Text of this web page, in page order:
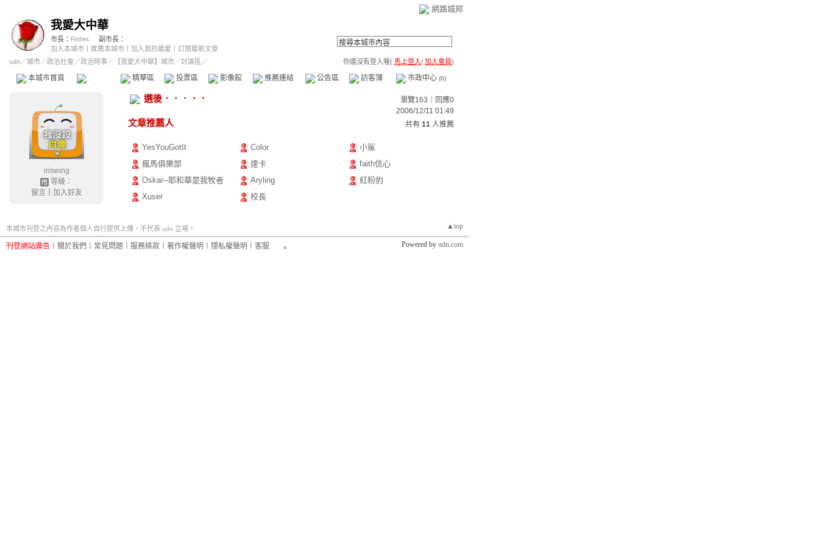
網路城邦
我愛大中華
市長： Rebec
副市長：
加入本城市
推薦本城市 加入我的最愛
訂閱最新文章
udn／城市／政治社會 ／政治時事／ 【我愛大中華】城市／討論區／ 你還沒有登入喔( 馬上登入/ 加入會員)
本城市首頁 精華區 投票區 影像館 推薦連結 公告區 訪客簿 市政中心 (0)
iriswing
等級：
留言｜ 加入好友
選後．．．．．
瀏覽163｜回應0
2006/12/11 01:49
文章推薦人 共有 11 人推薦
YesYouGotIt Color
小鯊
瘋馬俱樂部
達卡
faith信心
Oskar--耶和華是我牧者
Aryling
紅粉豹
Xuser
校長
▲top
本城市刊登之內容為作者個人自行提供上傳，不代表 udn 立場。
刊登網站廣告 關於我們 常見問題 服務條款 著作權聲明 隱私權聲明 客服 Powered by udn.com